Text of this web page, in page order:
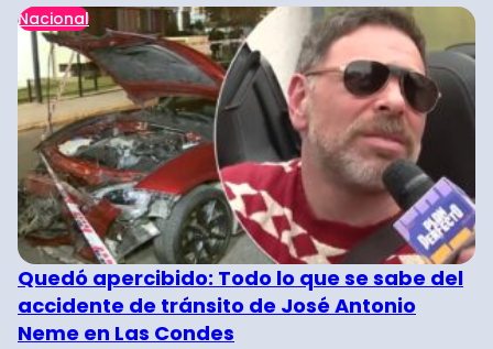
Nacional
Quedó apercibido: Todo lo que se sabe del
accidente de tránsito de José Antonio
Neme en Las Condes